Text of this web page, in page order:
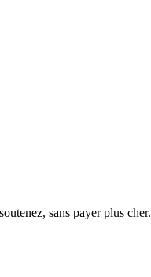
sans payer plus cher.